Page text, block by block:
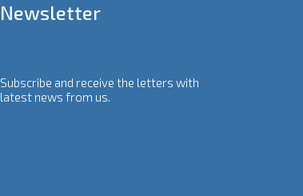
Newsletter
Subscribe and receive the letters with
latest news from us.